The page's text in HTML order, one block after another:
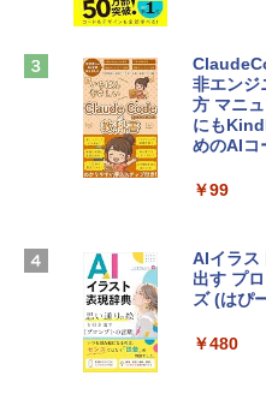
￥2,952
【
ン 15-fd
Apple
13イン
スプレイ
Roblox
定バーチ
インゲー
4(最新
非エンジ
方 マニ
にも
めのAIコ
￥99
AIイラス
出す プ
ズ (はぴ
￥480